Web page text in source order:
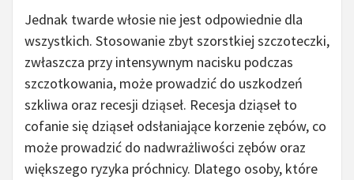
Jednak twarde włosie nie jest odpowiednie dla
wszystkich. Stosowanie zbyt szorstkiej szczoteczki,
zwłaszcza przy intensywnym nacisku podczas
szczotkowania, może prowadzić do uszkodzeń
szkliwa oraz recesji dziąseł. Recesja dziąseł to
cofanie się dziąseł odsłaniające korzenie zębów, co
może prowadzić do nadwrażliwości zębów oraz
większego ryzyka próchnicy. Dlatego osoby, które